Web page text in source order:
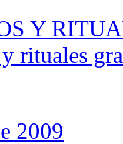
Y
rituales
2009